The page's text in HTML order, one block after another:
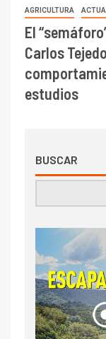
AGRICULTURA
El
Carlos
estudios
BUSCAR